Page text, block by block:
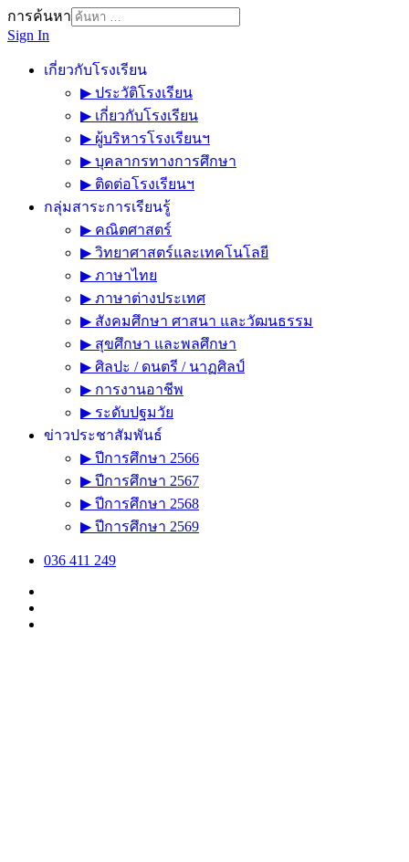
การค้นหา
Sign In
เกี่ยวกับโรงเรียน
▶ ประวัติโรงเรียน
▶ เกี่ยวกับโรงเรียน
▶ ผู้บริหารโรงเรียนฯ
▶ บุคลากรทางการศึกษา
▶ ติดต่อโรงเรียนฯ
กลุ่มสาระการเรียนรู้
▶ คณิตศาสตร์
▶ วิทยาศาสตร์และเทคโนโลยี
▶ ภาษาไทย
▶ ภาษาต่างประเทศ
▶ สังคมศึกษา ศาสนา และวัฒนธรรม
▶ สุขศึกษา และพลศึกษา
▶ ศิลปะ / ดนตรี / นาฏศิลป์
▶ การงานอาชีพ
▶ ระดับปฐมวัย
ข่าวประชาสัมพันธ์
▶ ปีการศึกษา 2566
▶ ปีการศึกษา 2567
▶ ปีการศึกษา 2568
▶ ปีการศึกษา 2569
036 411 249